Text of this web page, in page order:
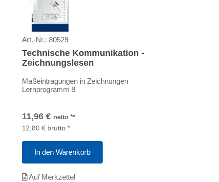
Art.-Nr.: 80529
Technische Kommunikation -
Zeichnungslesen
Maßeintragungen in Zeichnungen
Lernprogramm 8
11,96 € netto **
12,80 € brutto *
In den Warenkorb
Auf Merkzettel